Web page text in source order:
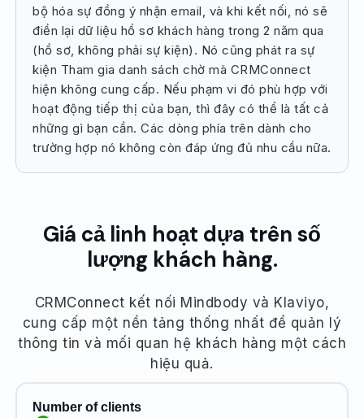
bộ hóa sự đồng ý nhận email, và khi kết nối, nó sẽ
điền lại dữ liệu hồ sơ khách hàng trong 2 năm qua
(hồ sơ, không phải sự kiện). Nó cũng phát ra sự
kiện Tham gia danh sách chờ mà CRMConnect
hiện không cung cấp. Nếu phạm vi đó phù hợp với
hoạt động tiếp thị của bạn, thì đây có thể là tất cả
những gì bạn cần. Các dòng phía trên dành cho
trường hợp nó không còn đáp ứng đủ nhu cầu nữa.
Giá cả linh hoạt dựa trên số
lượng khách hàng.
CRMConnect kết nối Mindbody và Klaviyo,
cung cấp một nền tảng thống nhất để quản lý
thông tin và mối quan hệ khách hàng một cách
hiệu quả.
Number of clients